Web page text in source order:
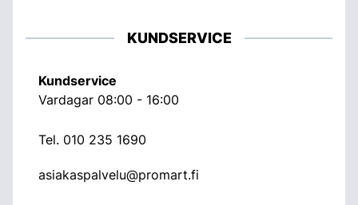
KUNDSERVICE
Kundservice
Vardagar 08:00 - 16:00
Tel. 010 235 1690
asiakaspalvelu@promart.fi